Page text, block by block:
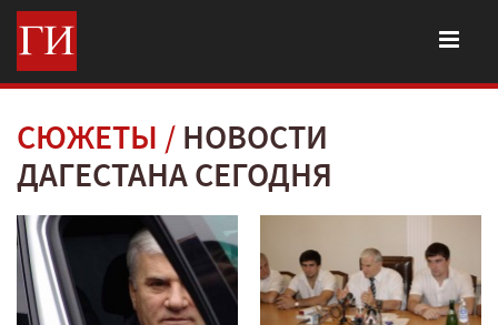
СЮЖЕТЫ
НОВОСТИ
ДАГЕСТАНА СЕГОДНЯ